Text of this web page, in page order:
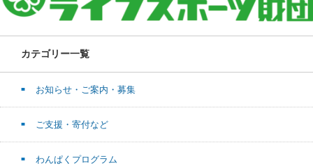
カテゴリー一覧
お知らせ・ご案内・募集
ご支援・寄付など
わんぱくプログラム